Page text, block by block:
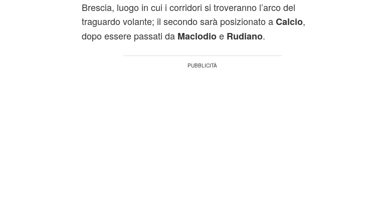
Brescia, luogo in cui i corridori si troveranno l’arco del
traguardo volante; il secondo sarà posizionato aCalcio,
dopo essere passati da Maclodioe Rudiano.